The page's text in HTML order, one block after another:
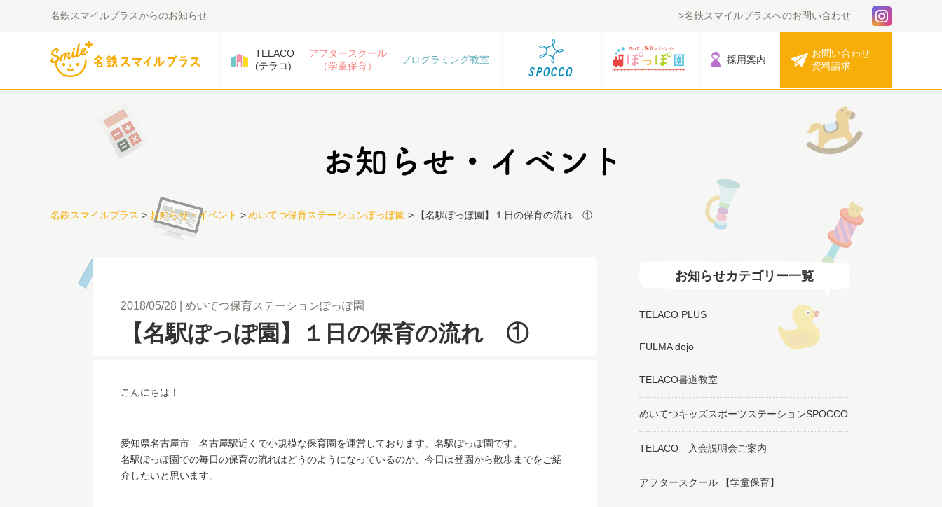
名鉄スマイルプラスからのお知らせ 名鉄スマイルプラスへのお問い合わせ
TELACO
(テラコ)
アフタースクール
（学童保育）
プログラミング教室 採用案内
お問い合わせ
資料請求
名鉄スマイルプラス > お知らせ・イベント >めいてつ保育ステーションぽっぽ園 > 【名駅ぽっぽ園】１日の保育の流れ ①
2018/05/28 めいてつ保育ステーションぽっぽ園
【名駅ぽっぽ園】１日の保育の流れ ①
こんにちは！
愛知県名古屋市 名古屋駅近くで小規模な保育園を運営しております、名駅ぽっぽ園です。
名駅ぽっぽ園での毎日の保育の流れはどうのようになっているのか、今日は登園から散歩までをご紹
介したいと思います。
お知らせカテゴリー一覧
TELACO PLUS
FULMA dojo
TELACO書道教室
めいてつキッズスポーツステーションSPOCCO
TELACO 入会説明会ご案内
アフタースクール 【学童保育】